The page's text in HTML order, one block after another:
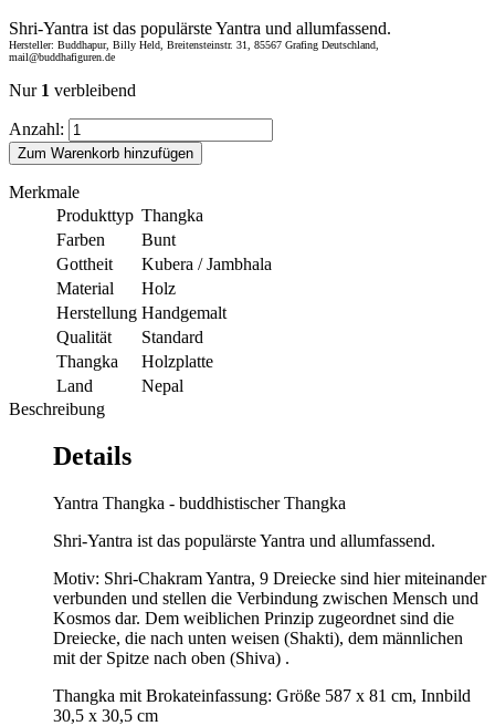
Shri-Yantra ist das populärste Yantra und allumfassend.
Hersteller: Buddhapur, Billy Held, Breitensteinstr. 31, 85567 Grafing Deutschland,
mail@buddhafiguren.de
Nur 1 verbleibend
Anzahl:
Zum Warenkorb hinzufügen
Merkmale
Produkttyp Thangka
Farben
Bunt
Gottheit
Kubera / Jambhala
Material
Holz
Herstellung Handgemalt
Qualität
Standard
Thangka
Holzplatte
Land
Nepal
Beschreibung
Details
Yantra Thangka - buddhistischer Thangka
Shri-Yantra ist das populärste Yantra und allumfassend.
Motiv: Shri-Chakram Yantra, 9 Dreiecke sind hier miteinander
verbunden und stellen die Verbindung zwischen Mensch und
Kosmos dar. Dem weiblichen Prinzip zugeordnet sind die
Dreiecke, die nach unten weisen (Shakti), dem männlichen
mit der Spitze nach oben (Shiva) .
Thangka mit Brokateinfassung: Größe 587 x 81 cm, Innbild
30,5 x 30,5 cm